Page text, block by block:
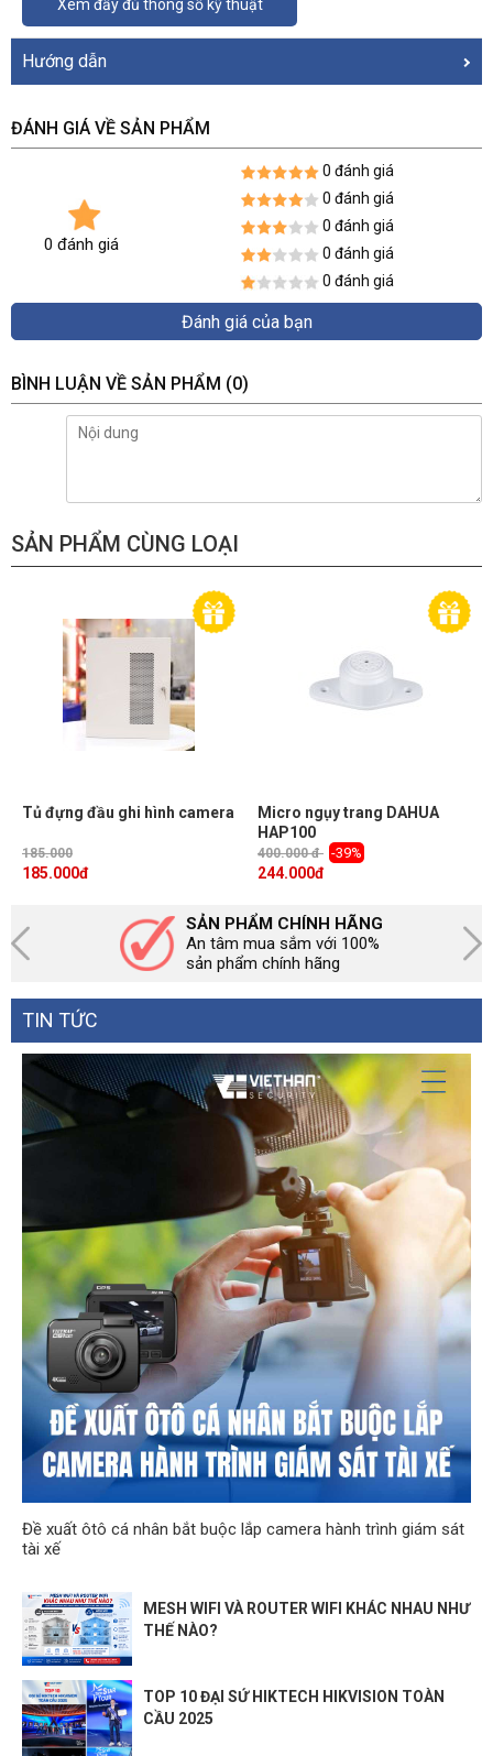
Xem đầy đủ thông số kỹ thuật
Hướng dẫn
ĐÁNH GIÁ VỀ SẢN PHẨM
0 đánh giá
0 đánh giá
0 đánh giá
0 đánh giá
0 đánh giá
0 đánh giá
Đánh giá của bạn
BÌNH LUẬN VỀ SẢN PHẨM (0)
SẢN PHẨM CÙNG LOẠI
Tủ đựng đầu ghi hình camera
185.000
185.000đ
Micro ngụy trang DAHUA
HAP100
400.000 đ -39%
244.000đ
SẢN PHẨM CHÍNH HÃNG
An tâm mua sắm với 100%
sản phẩm chính hãng
TIN TỨC
Đề xuất ôtô cá nhân bắt buộc lắp camera hành trình giám sát
tài xế
MESH WIFI VÀ ROUTER WIFI KHÁC NHAU NHƯ
THẾ NÀO?
TOP 10 ĐẠI SỨ HIKTECH HIKVISION TOÀN
CẦU 2025